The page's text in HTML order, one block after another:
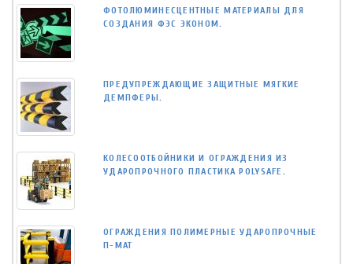
ФОТОЛЮМИНЕСЦЕНТНЫЕ МАТЕРИАЛЫ ДЛЯ
СОЗДАНИЯ ФЭС ЭКОНОМ.
ПРЕДУПРЕЖДАЮЩИЕ ЗАЩИТНЫЕ МЯГКИЕ
ДЕМПФЕРЫ.
КОЛЕСООТБОЙНИКИ И ОГРАЖДЕНИЯ ИЗ
УДАРОПРОЧНОГО ПЛАСТИКА POLYSAFE.
ОГРАЖДЕНИЯ ПОЛИМЕРНЫЕ УДАРОПРОЧНЫЕ
П-МАТ